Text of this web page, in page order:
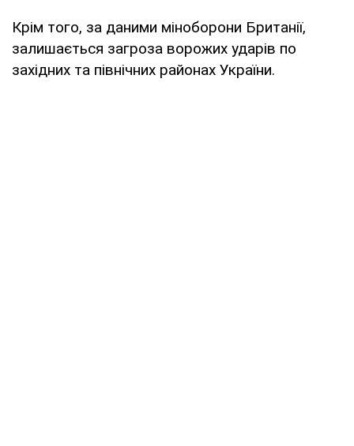
Крім того, за даними міноборони Британії,
залишається загроза ворожих ударів по
західних та північних районах України.